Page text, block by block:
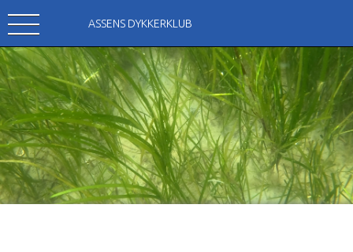
ASSENS DYKKERKLUB